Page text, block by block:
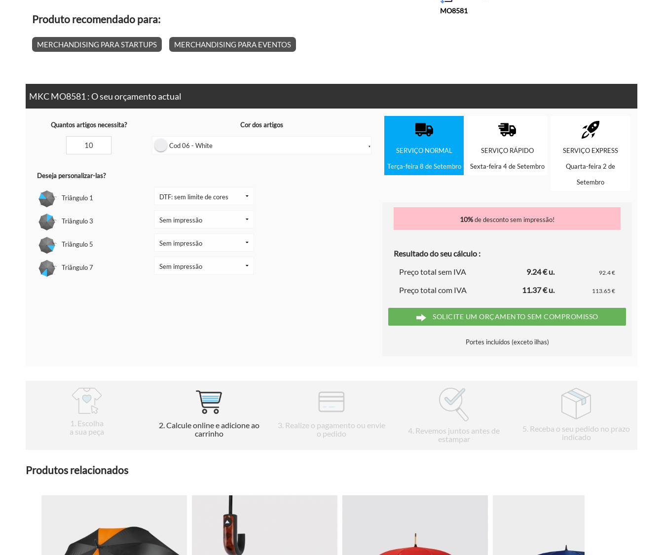
Produto recomendado para:
MERCHANDISING PARA STARTUPS MERCHANDISING PARA EVENTOS
MO8581
MKC MO8581 : O seu orçamento actual
Quantos artigos necessita? Cor dos artigos
Cod 06 - White ▼
Deseja personalizar-las?
Triângulo 1
Triângulo 3
Triângulo 5
Triângulo 7
SERVIÇO NORMAL
Terça-feira 8 de Setembro
SERVIÇO RÁPIDO
Sexta-feira 4 de Setembro
SERVIÇO EXPRESS
Quarta-feira 2 de
Setembro
10%de desconto sem impressão!
Resultado do seu cálculo :
Preço total sem IVA
9.24 € u. 92.4 €
Preço total com IVA 11.37 € u. 113.65 €
SOLICITE UM ORÇAMENTO SEM COMPROMISSO
Portes incluídos (exceto ilhas)
1 . Escolha
a sua peça
2. Calcule online e adicione ao
carrinho
3. Realize o pagamento ou envie
o pedido
4 . Revemos juntos antes de
estampar
5. Receba o seu pedido no prazo
indicado
Produtos relacionados